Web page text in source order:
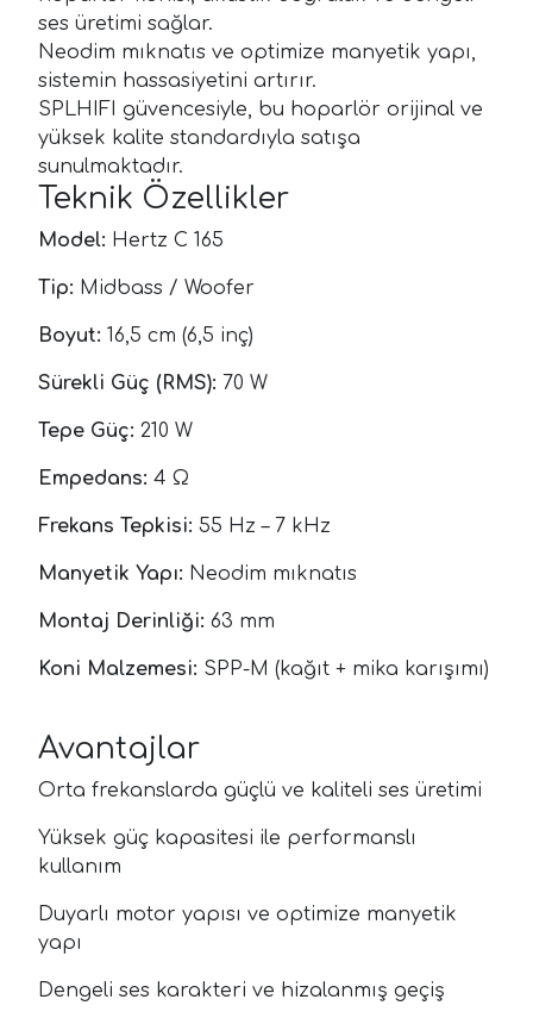
ses üretimi sağlar.
Neodim mıknatıs ve optimize manyetik yapı,
sistemin hassasiyetini artırır.
SPLHIFI güvencesiyle, bu hoparlör orijinal ve
yüksek kalite standardıyla satışa
sunulmaktadır.
Teknik Özellikler
Model: Hertz C 165
Tip: Midbass / Woofer
Boyut: 16,5 cm (6,5 inç)
Sürekli Güç (RMS): 70 W
Tepe Güç: 210 W
Empedans: 4 Ω
Frekans Tepkisi: 55 Hz – 7 kHz
Manyetik Yapı: Neodim mıknatıs
Montaj Derinliği: 63 mm
Koni Malzemesi: SPP-M (kağıt + mika karışımı)
Avantajlar
Orta frekanslarda güçlü ve kaliteli ses üretimi
Yüksek güç kapasitesi ile performanslı
kullanım
Duyarlı motor yapısı ve optimize manyetik
yapı
Dengeli ses karakteri ve hizalanmış geçiş